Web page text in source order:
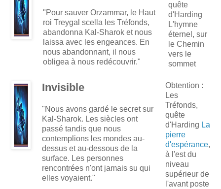
"Pour sauver Orzammar, le Haut
roi Treygal scella les Tréfonds,
abandonna Kal-Sharok et nous
laissa avec les engeances. En
nous abandonnant, il nous
obligea à nous redécouvrir."
quête
d'Harding
L'hymne
éternel, sur
le Chemin
vers le
sommet
Invisible
"Nous avons gardé le secret sur
Kal-Sharok. Les siècles ont
passé tandis que nous
contemplions les mondes au-
dessus et au-dessous de la
surface. Les personnes
rencontrées n'ont jamais su qui
elles voyaient."
Obtention :
Les
Tréfonds,
quête
d'Harding La
pierre
d'espérance,
à l'est du
niveau
supérieur de
l'avant poste